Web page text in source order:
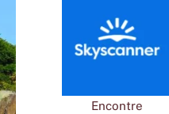
Encontre